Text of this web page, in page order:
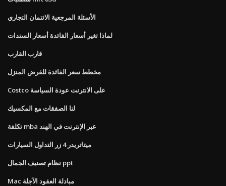
الأسئلة المرجعية الائتمان التجاري
لماذا تغير أسعار الفائدة أسعار السندات
قارب القارب
مخطط سعر الفائدة للقرض المنزل
Costco على الانترنت عودة السياسة
لنا الصفقات مع المكسيك
تكلفة mba عبر الإنترنت في الهند
ميتاتريدر 4 زر التداول السيارات
نظام تصنيف الجمال ppt
Mac مبادلة العقود الآجلة